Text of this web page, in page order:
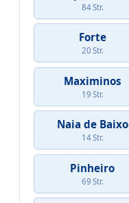
84 Str.
Forte
20 Str.
Maximinos
19 Str.
Naia de Baixo
14 Str.
Pinheiro
69 Str.